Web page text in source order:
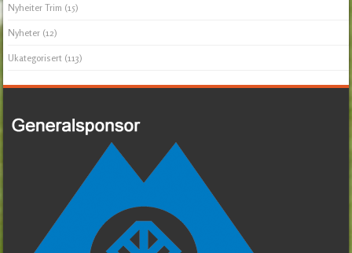
Nyheiter Trim (15)
Nyheter (12)
Ukategorisert (113)